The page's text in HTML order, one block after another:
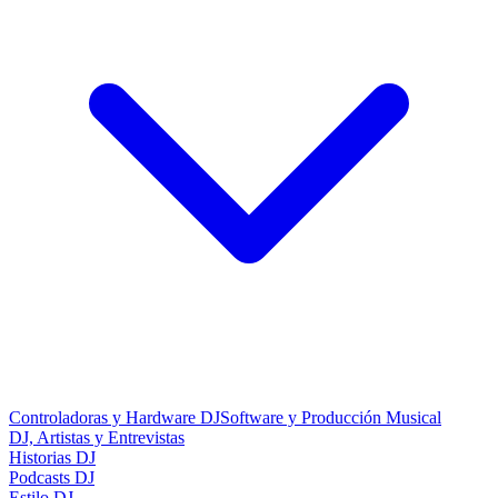
Controladoras y Hardware DJSoftware y Producción Musical
DJ, Artistas y Entrevistas
Historias DJ
Podcasts DJ